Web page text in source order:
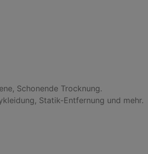
Schonende Trocknung.
Statik-Entfernung und mehr.